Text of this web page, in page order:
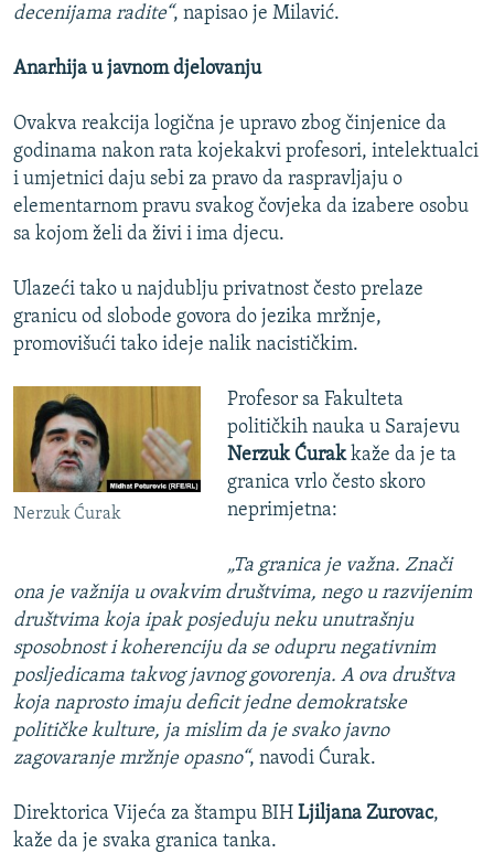
decenijama radite“, napisao je Milavić.
Anarhija u javnom djelovanju
Ovakva reakcija logična je upravo zbog činjenice da
godinama nakon rata kojekakvi profesori, intelektualci
i umjetnici daju sebi za pravo da raspravljaju o
elementarnom pravu svakog čovjeka da izabere osobu
sa kojom želi da živi i ima djecu.
Ulazeći tako u najdublju privatnost često prelaze
granicu od slobode govora do jezika mržnje,
promovišući tako ideje nalik nacističkim.
Nerzuk Ćurak
Profesor sa Fakulteta
političkih nauka u Sarajevu
Nerzuk Ćurakkaže da je ta
granica vrlo često skoro
neprimjetna:
„Ta granica je važna. Znači
ona je važnija u ovakvim društvima, nego u razvijenim
društvima koja ipak posjeduju neku unutrašnju
sposobnost i koherenciju da se odupru negativnim
posljedicama takvog javnog govorenja. A ova društva
koja naprosto imaju deficit jedne demokratske
političke kulture, ja mislim da je svako javno
zagovaranje mržnje opasno“, navodi Ćurak.
Direktorica Vijeća za štampu BIH Ljiljana Zurovac,
kaže da je svaka granica tanka.